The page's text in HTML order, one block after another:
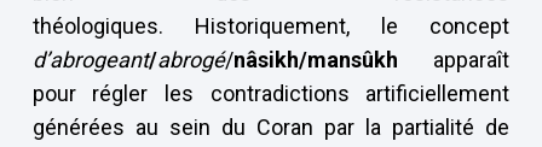
théologiques. Historiquement, le concept
d’abrogeant/abrogé/nâsikh/mansûkh apparaît
pour régler les contradictions artificiellement
générées au sein du Coran par la partialité de